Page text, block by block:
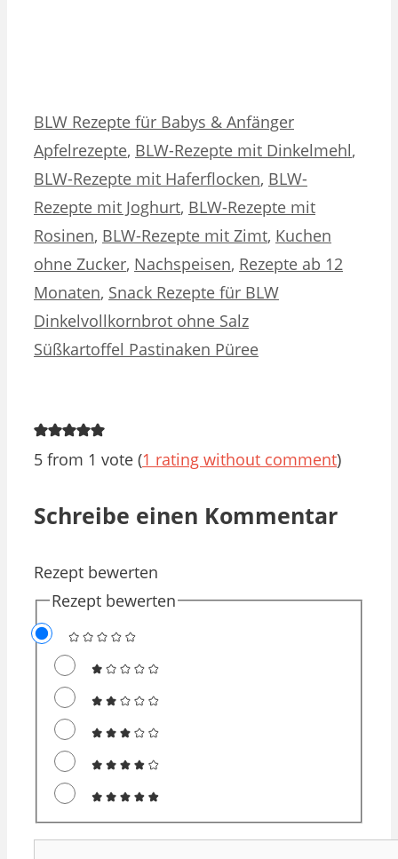
Kategorien
BLW Rezepte für Babys & AnfängerSchlagwörter
Apfelrezepte, BLW-Rezepte mit Dinkelmehl,
BLW-Rezepte mit Haferflocken, BLW-
Rezepte mit Joghurt, BLW-Rezepte mit
Rosinen, BLW-Rezepte mit Zimt, Kuchen
ohne Zucker, Nachspeisen, Rezepte ab 12
Monaten, Snack Rezepte für BLW
Dinkelvollkornbrot ohne Salz
Süßkartoffel Pastinaken Püree
5 from 1 vote (1 rating without comment)
Schreibe einen Kommentar
Rezept bewerten
Rezept bewerten